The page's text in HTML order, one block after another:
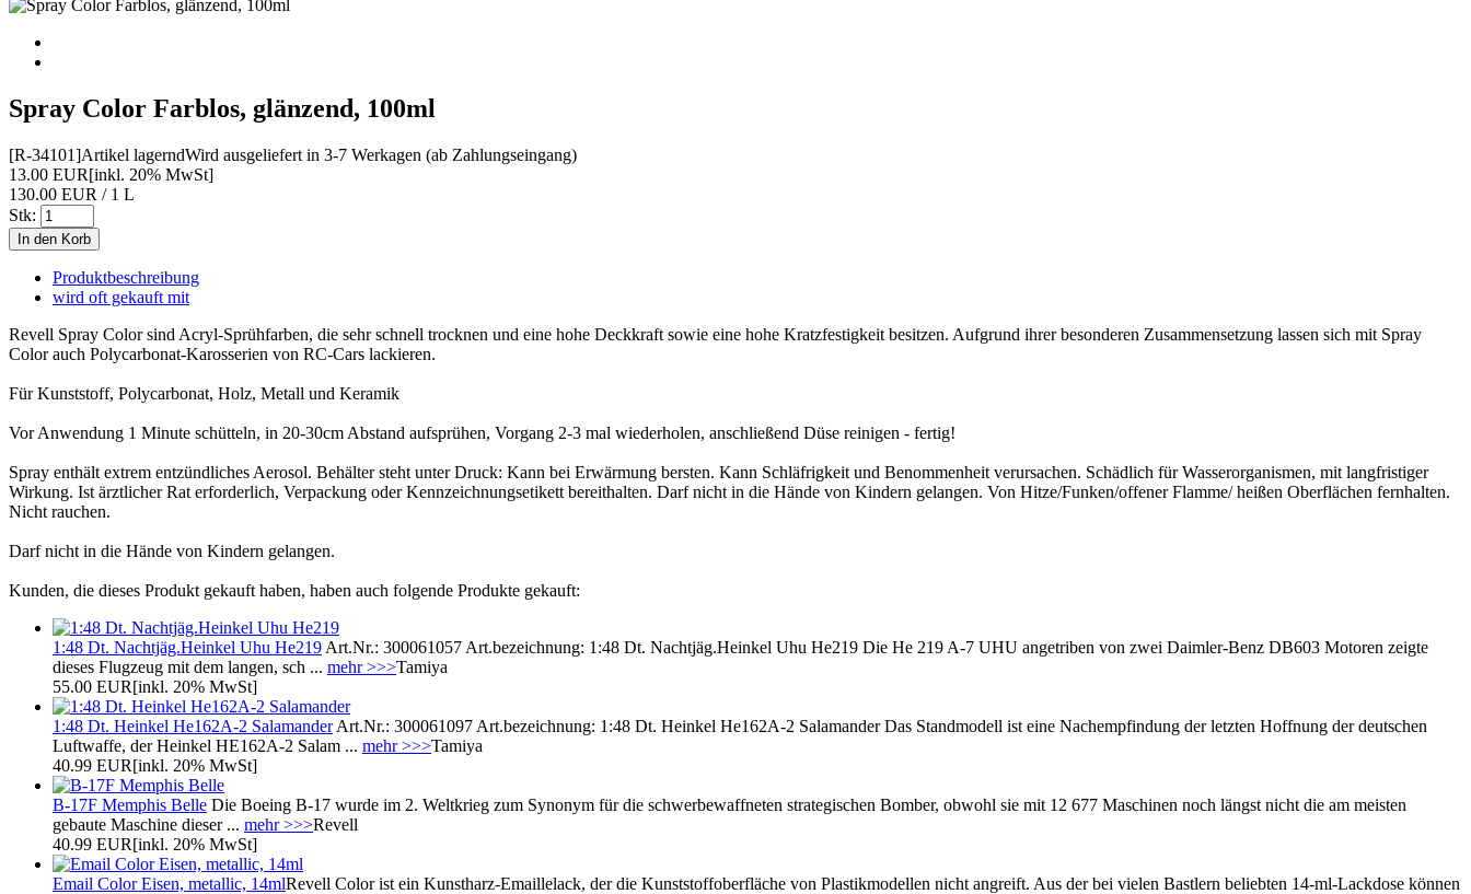
Spray Color Farblos, glänzend, 100ml
[R-34101]Artikel lagerndWird ausgeliefert in 3-7 Werkagen (ab Zahlungseingang)
13.00 EUR[inkl. 20% MwSt]
130.00 EUR / 1 L
Stk:
Produktbeschreibung
wird oft gekauft mit
Revell Spray Color sind Acryl-Sprühfarben, die sehr schnell trocknen und eine hohe Deckkraft sowie eine hohe Kratzfestigkeit besitzen. Aufgrund ihrer besonderen Zusammensetzung lassen sich mit Spray
Color auch Polycarbonat-Karosserien von RC-Cars lackieren.
Für Kunststoff, Polycarbonat, Holz, Metall und Keramik
Vor Anwendung 1 Minute schütteln, in 20-30cm Abstand aufsprühen, Vorgang 2-3 mal wiederholen, anschließend Düse reinigen - fertig!
Spray enthält extrem entzündliches Aerosol. Behälter steht unter Druck: Kann bei Erwärmung bersten. Kann Schläfrigkeit und Benommenheit verursachen. Schädlich für Wasserorganismen, mit langfristiger
Wirkung. Ist ärztlicher Rat erforderlich, Verpackung oder Kennzeichnungsetikett bereithalten. Darf nicht in die Hände von Kindern gelangen. Von Hitze/Funken/offener Flamme/ heißen Oberflächen fernhalten.
Nicht rauchen.
Darf nicht in die Hände von Kindern gelangen.
Kunden, die dieses Produkt gekauft haben, haben auch folgende Produkte gekauft:
1:48 Dt. Nachtjäg.Heinkel Uhu He219 Art.Nr.: 300061057 Art.bezeichnung: 1:48 Dt. Nachtjäg.Heinkel Uhu He219 Die He 219 A-7 UHU angetriben von zwei Daimler-Benz DB603 Motoren zeigte
dieses Flugzeug mit dem langen, sch ... mehr >>>Tamiya
55.00 EUR[inkl. 20% MwSt]
1:48 Dt. Heinkel He162A-2 SalamanderArt.Nr.: 300061097 Art.bezeichnung: 1:48 Dt. Heinkel He162A-2 Salamander Das Standmodell ist eine Nachempfindung der letzten Hoffnung der deutschen
Luftwaffe, der Heinkel HE162A-2 Salam ... mehr >>>Tamiya
40.99 EUR[inkl. 20% MwSt]
B-17F Memphis Belle Die Boeing B-17 wurde im 2. Weltkrieg zum Synonym für die schwerbewaffneten strategischen Bomber, obwohl sie mit 12 677 Maschinen noch längst nicht die am meisten
gebaute Maschine dieser ... mehr >>>Revell
40.99 EUR[inkl. 20% MwSt]
Email Color Eisen, metallic, 14mlRevell Color ist ein Kunstharz-Emaillelack, der die Kunststoffoberfläche von Plastikmodellen nicht angreift. Aus der bei vielen Bastlern beliebten 14-ml-Lackdose können